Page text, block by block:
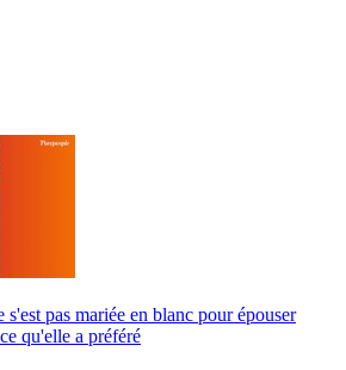
pas mariée en blanc pour épouser
qu'elle a préféré